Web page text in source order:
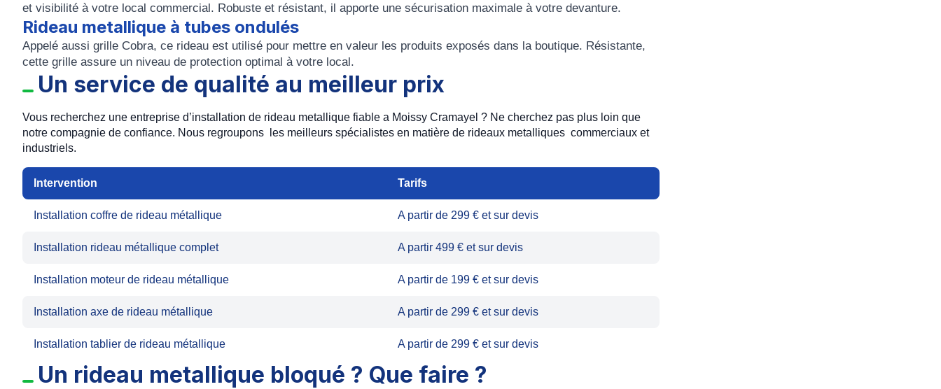
et visibilité à votre local commercial. Robuste et résistant, il apporte une sécurisation maximale à votre devanture.
Rideau metallique à tubes ondulés
Appelé aussi grille Cobra, ce rideau est utilisé pour mettre en valeur les produits exposés dans la boutique. Résistante,
cette grille assure un niveau de protection optimal à votre local.
Un service de qualité au meilleur prix
Vous recherchez une entreprise d’installation de rideau metallique fiable a Moissy Cramayel ? Ne cherchez pas plus loin que
notre compagnie de confiance. Nous regroupons les meilleurs spécialistes en matière de rideaux metalliques commerciaux et
industriels.
Intervention Tarifs
Installation coffre de rideau métallique A partir de 299 € et sur devis
Installation rideau métallique complet A partir 499 € et sur devis
Installation moteur de rideau métallique A partir de 199 € et sur devis
Installation axe de rideau métallique A partir de 299 € et sur devis
Installation tablier de rideau métallique A partir de 299 € et sur devis
Un rideau metallique bloqué ? Que faire ?